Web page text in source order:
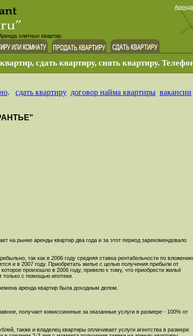
элитных квартир.
сдать квартиру, снять квартиру.
. сдать квартиру договор найма квартиры вакансии
на рынке аренды квартир два года и за этот период зарекомендовало
так как в 2006 году средняя ставка рентабельности по
и в 2007 году. Приобретать жилье с целью получения прибыли от
произошло в 2006 году, привело к тому, что приобрести жильё
только с помощью ипотеки.
аренда квартир была доходным делом.
получает комиссионные за оказанные услуги в размере - 100% от
также и владелец квартиры оплачивает услуги агентства в размере